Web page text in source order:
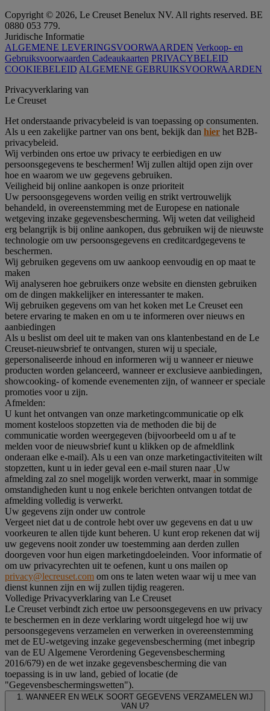
Copyright © 2026, Le Creuset Benelux NV. All rights reserved. BE
0880 053 779.
Juridische Informatie
ALGEMENE LEVERINGSVOORWAARDEN Verkoop- en
Gebruiksvoorwaarden Cadeaukaarten PRIVACYBELEID
COOKIEBELEID ALGEMENE GEBRUIKSVOORWAARDEN
Privacyverklaring van
Le Creuset
Het onderstaande privacybeleid is van toepassing op consumenten.
Als u een zakelijke partner van ons bent, bekijk dan hier het B2B-
privacybeleid.
Wij verbinden ons ertoe uw privacy te eerbiedigen en uw
persoonsgegevens te beschermen! Wij zullen altijd open zijn over
hoe en waarom we uw gegevens gebruiken.
Veiligheid bij online aankopen is onze prioriteit
Uw persoonsgegevens worden veilig en strikt vertrouwelijk
behandeld, in overeenstemming met de Europese en nationale
wetgeving inzake gegevensbescherming. Wij weten dat veiligheid
erg belangrijk is bij online aankopen, dus gebruiken wij de nieuwste
technologie om uw persoonsgegevens en creditcardgegevens te
beschermen.
Wij gebruiken gegevens om uw aankoop eenvoudig en op maat te
maken
Wij analyseren hoe gebruikers onze website en diensten gebruiken
om de dingen makkelijker en interessanter te maken.
Wij gebruiken gegevens om van het koken met Le Creuset een
betere ervaring te maken en om u te informeren over nieuws en
aanbiedingen
Als u beslist om deel uit te maken van ons klantenbestand en de Le
Creuset-nieuwsbrief te ontvangen, sturen wij u speciale,
gepersonaliseerde inhoud en informeren wij u wanneer er nieuwe
producten worden gelanceerd, wanneer er exclusieve aanbiedingen,
showcooking- of komende evenementen zijn, of wanneer er speciale
promoties voor u zijn.
Afmelden:
U kunt het ontvangen van onze marketingcommunicatie op elk
moment kosteloos stopzetten via de methoden die bij de
communicatie worden weergegeven (bijvoorbeeld om u af te
melden voor de nieuwsbrief kunt u klikken op de afmeldlink
onderaan elke e-mail). Als u een van onze marketingactiviteiten wilt
stopzetten, kunt u in ieder geval een e-mail sturen naar .Uw
afmelding zal zo snel mogelijk worden verwerkt, maar in sommige
omstandigheden kunt u nog enkele berichten ontvangen totdat de
afmelding volledig is verwerkt.
Uw gegevens zijn onder uw controle
Vergeet niet dat u de controle hebt over uw gegevens en dat u uw
voorkeuren te allen tijde kunt beheren. U kunt erop rekenen dat wij
uw gegevens nooit zonder uw toestemming aan derden zullen
doorgeven voor hun eigen marketingdoeleinden. Voor informatie of
om uw privacyrechten uit te oefenen, kunt u ons mailen op
privacy@lecreuset.com om ons te laten weten waar wij u mee van
dienst kunnen zijn en wij zullen tijdig reageren.
Volledige Privacyverklaring van Le Creuset
Le Creuset verbindt zich ertoe uw persoonsgegevens en uw privacy
te beschermen en in deze verklaring wordt uitgelegd hoe wij uw
persoonsgegevens verzamelen en verwerken in overeenstemming
met de EU-wetgeving inzake gegevensbescherming (met inbegrip
van de EU Algemene Verordening Gegevensbescherming
2016/679) en de wet inzake gegevensbescherming die van
toepassing is in uw land, gebied of locatie (de
"Gegevensbeschermingswetten").
1. WANNEER EN WELK SOORT GEGEVENS VERZAMELEN WIJ
VAN U?